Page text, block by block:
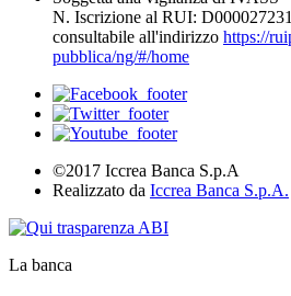
N. Iscrizione al RUI: D000027231
consultabile all'indirizzo https://
pubblica/ng/#/home
©2017 Iccrea Banca S.p.A
Realizzato da Iccrea Banca S.p.A.
La banca